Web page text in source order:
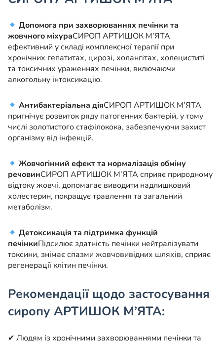
Допомога при захворюваннях печінки та
жовчного міхураСИРОП АРТИШОК М’ЯТА
ефективний у складі комплексної терапії при
хронічних гепатитах, цирозі, холангітах, холециститі
та токсичних ураженнях печінки, включаючи
алкогольну інтоксикацію.
Антибактеріальна діяСИРОП АРТИШОК М’ЯТА
пригнічує розвиток ряду патогенних бактерій, у тому
числі золотистого стафілокока, забезпечуючи захист
організму від інфекцій.
Жовчогінний ефект та нормалізація обміну
речовинСИРОП АРТИШОК М’ЯТА сприяє природному
відтоку жовчі, допомагає виводити надлишковий
холестерин, покращує травлення та загальний
метаболізм.
Детоксикація та підтримка функцій
печінкиПідсилює здатність печінки нейтралізувати
токсини, знімає спазми жовчовивідних шляхів, сприяє
регенерації клітин печінки.
Рекомендації щодо застосування
сиропу АРТИШОК М’ЯТА:
✔ Людям із хронічними захворюваннями печінки та